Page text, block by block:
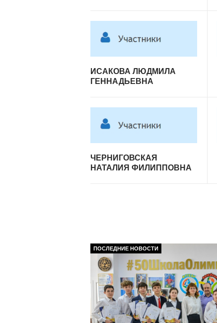
ИСАКОВА ЛЮДМИЛА
ГЕННАДЬЕВНА
ЧЕРНИГОВСКАЯ
НАТАЛИЯ ФИЛИППОВНА
ПОСЛЕДНИЕ НОВОСТИ